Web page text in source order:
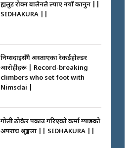
ब्रह्मलुट रोक्न बालेनले ल्याए नयाँ कानुन ||
SIDHAKURA ||
निम्सदाइसँगै अस्ताएका रेकर्डहोल्डर
आरोहीहरू | Record-breaking
climbers who set foot with
Nimsdai |
गोली ठोकेर पक्राउ गरिएको कर्मा ग्याङको
अपराध श्रृङ्खला || SIDHAKURA ||